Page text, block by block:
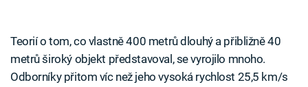
Teorií o tom, co vlastně 400 metrů dlouhý a přibližně 40
metrů široký objekt představoval, se vyrojilo mnoho.
Odborníky přitom víc než jeho vysoká rychlost 25,5 km/s